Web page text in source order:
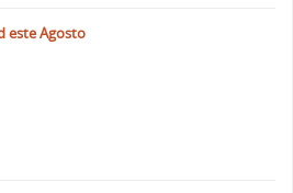
este Agosto